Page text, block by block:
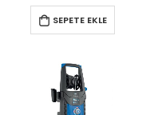
SEPETE EKLE